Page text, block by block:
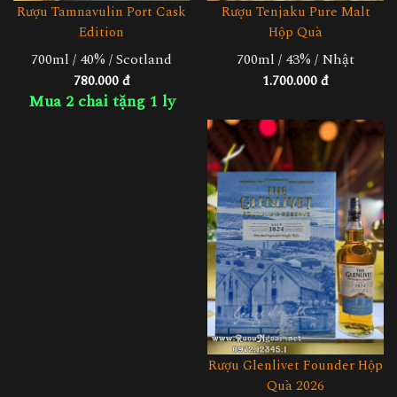
Rượu Tamnavulin Port Cask
Edition
700ml / 40% / Scotland
780.000 đ
Mua 2 chai tặng 1 ly
Rượu Tenjaku Pure Malt
Hộp Quà
700ml / 43% / Nhật
1.700.000 đ
Rượu Glenlivet Founder Hộp
Quà 2026